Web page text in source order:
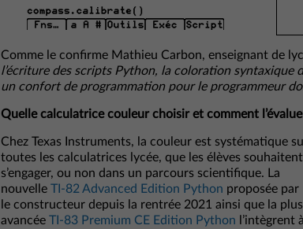
Comme le confirme Mathieu Carbon, enseignant de
l’écriture des scripts Python, la coloration syntaxique
un confort de programmation pour le programmeur
Quelle calculatrice couleur choisir et comment
Chez Texas Instruments, la couleur est systématique
toutes les calculatrices lycée, que les élèves souhaitent
s’engager, ou non dans un parcours scientifique. La
nouvelle TI-82 Advanced Edition Python proposée par
le constructeur depuis la rentrée 2021 ainsi que la plus
avancée TI-83 Premium CE Edition Python l’intègrent à